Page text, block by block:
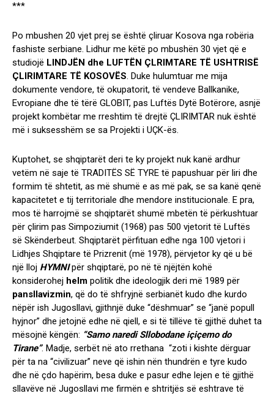
***
Po mbushen 20 vjet prej se është çliruar Kosova nga robëria
fashiste serbiane. Lidhur me këtë po mbushën 30 vjet që e
studiojë LINDJËN dhe LUFTËN ÇLRIMTARE TË USHTRISË
ÇLIRIMTARE TË KOSOVËS. Duke hulumtuar me mija
dokumente vendore, të okupatorit, të vendeve Ballkanike,
Evropiane dhe të tërë GLOBIT, pas Luftës Dytë Botërore, asnjë
projekt kombëtar me rreshtim të drejtë ÇLIRIMTAR nuk është
më i suksesshëm se sa Projekti i UÇK-ës.
Kuptohet, se shqiptarët deri te ky projekt nuk kanë ardhur
vetëm në saje të TRADITËS SË TYRE të papushuar për liri dhe
formim të shtetit, as më shumë e as më pak, se sa kanë qenë
kapacitetet e tij territoriale dhe mendore institucionale. E pra,
mos të harrojmë se shqiptarët shumë mbetën të përkushtuar
për çlirim pas Simpoziumit (1968) pas 500 vjetorit të Luftës
së Skënderbeut. Shqiptarët përfituan edhe nga 100 vjetori i
Lidhjes Shqiptare të Prizrenit (më 1978), përvjetor ky që u bë
një lloj HYMNIpër shqiptarë, po në të njëjtën kohë
konsiderohej helm politik dhe ideologjik deri më 1989 për
pansllavizmin, që do të shfryjnë serbianët kudo dhe kurdo
nëpër ish Jugosllavi, gjithnjë duke “dëshmuar” se “janë popull
hyjnor” dhe jetojnë edhe në qiell, e si të tillëve të gjithë duhet ta
mësojnë këngën: “Samo naredi Sllobodane içiçemo do
Tirane”. Madje, serbët në ato rrethana “zoti i kishte dërguar
për ta na “civilizuar” neve që ishin nën thundrën e tyre kudo
dhe në çdo hapërim, besa duke e pasur edhe lejen e të gjithë
sllavëve në Jugosllavi me firmën e shtritjës së eshtrave të